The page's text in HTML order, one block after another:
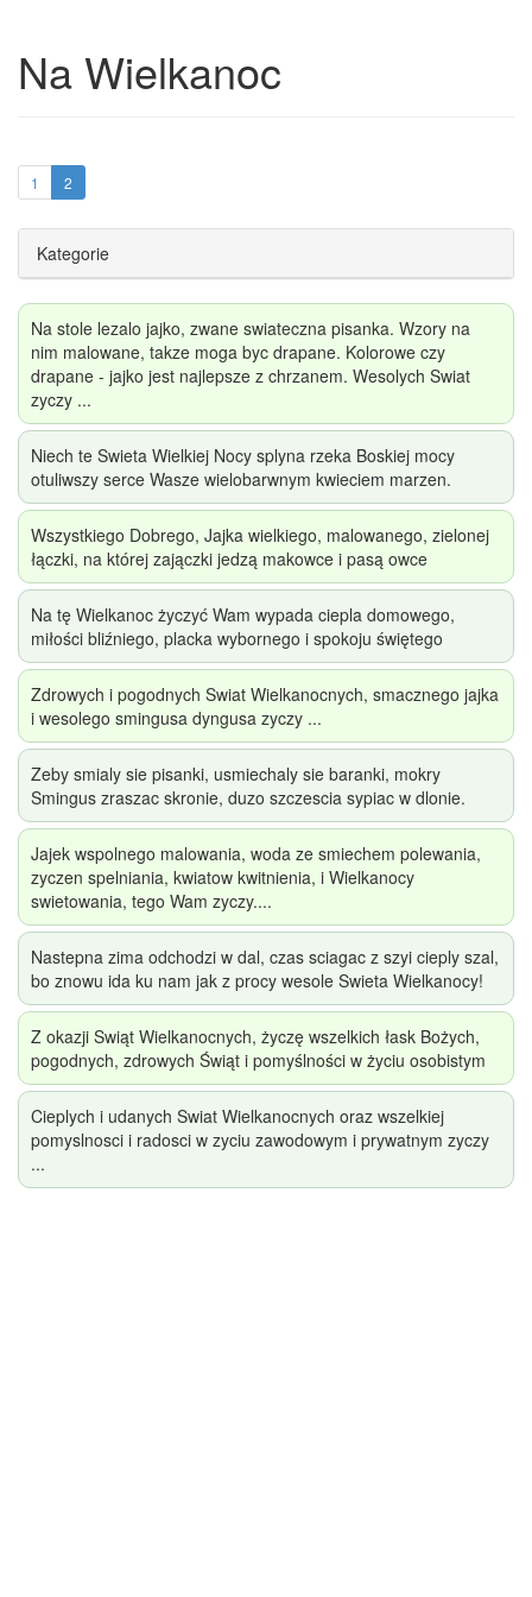
Na Wielkanoc
1 2
Kategorie
Na stole lezalo jajko, zwane swiateczna pisanka. Wzory na
nim malowane, takze moga byc drapane. Kolorowe czy
drapane - jajko jest najlepsze z chrzanem. Wesolych Swiat
zyczy ...
Niech te Swieta Wielkiej Nocy splyna rzeka Boskiej mocy
otuliwszy serce Wasze wielobarwnym kwieciem marzen.
Wszystkiego Dobrego, Jajka wielkiego, malowanego, zielonej
łączki, na której zajączki jedzą makowce i pasą owce
Na tę Wielkanoc życzyć Wam wypada ciepla domowego,
miłości bliźniego, placka wybornego i spokoju świętego
Zdrowych i pogodnych Swiat Wielkanocnych, smacznego jajka
i wesolego smingusa dyngusa zyczy ...
Zeby smialy sie pisanki, usmiechaly sie baranki, mokry
Smingus zraszac skronie, duzo szczescia sypiac w dlonie.
Jajek wspolnego malowania, woda ze smiechem polewania,
zyczen spelniania, kwiatow kwitnienia, i Wielkanocy
swietowania, tego Wam zyczy....
Nastepna zima odchodzi w dal, czas sciagac z szyi cieply szal,
bo znowu ida ku nam jak z procy wesole Swieta Wielkanocy!
Z okazji Swiąt Wielkanocnych, życzę wszelkich łask Bożych,
pogodnych, zdrowych Świąt i pomyślności w życiu osobistym
Cieplych i udanych Swiat Wielkanocnych oraz wszelkiej
pomyslnosci i radosci w zyciu zawodowym i prywatnym zyczy
...